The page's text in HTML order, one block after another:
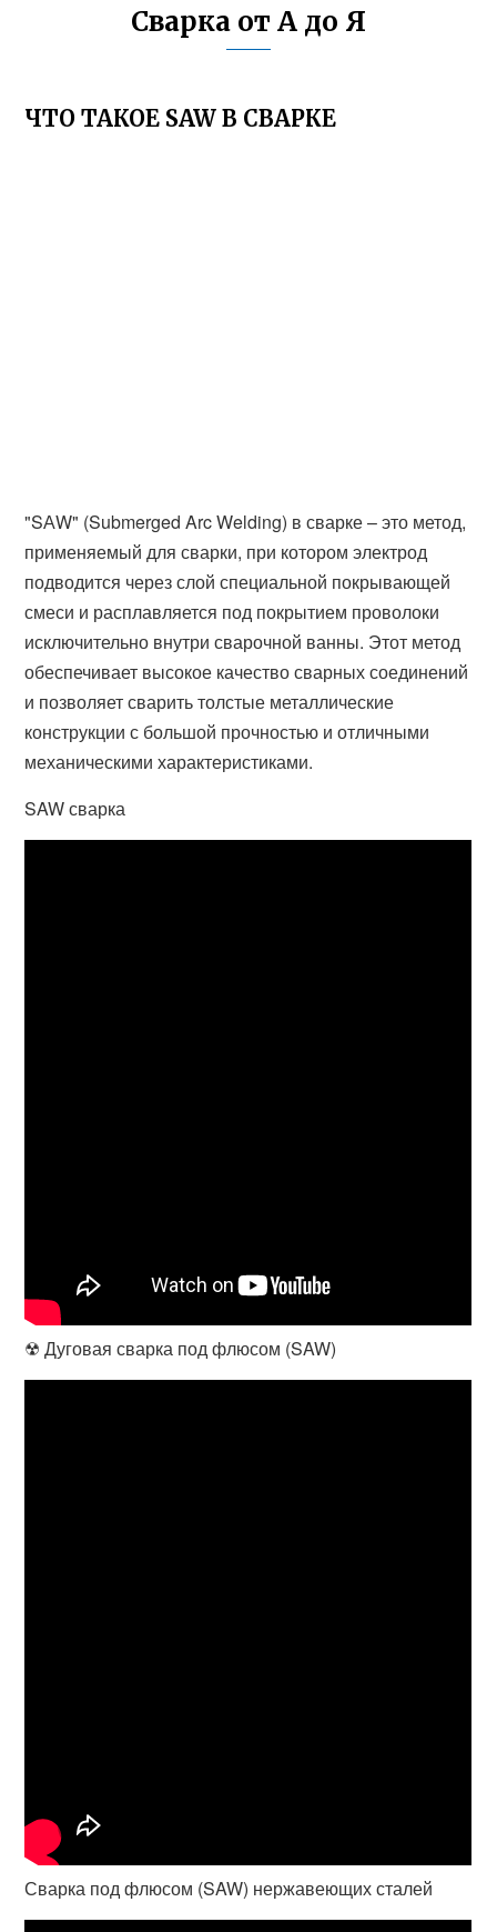
Сварка от А до Я
ЧТО ТАКОЕ SAW В СВАРКЕ
"SАW" (Submerged Arc Welding) в сварке – это метод,
применяемый для сварки, при котором электрод
подводится через слой специальной покрывающей
смеси и расплавляется под покрытием проволоки
исключительно внутри сварочной ванны. Этот метод
обеспечивает высокое качество сварных соединений
и позволяет сварить толстые металлические
конструкции с большой прочностью и отличными
механическими характеристиками.
SAW сварка
☢ Дуговая сварка под флюсом (SAW)
Сварка под флюсом (SAW) нержавеющих сталей